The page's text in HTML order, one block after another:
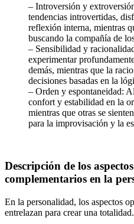
– Introversión y
tendencias introvertidas,
reflexión interna, mientras
buscando la compañía de
– Sensibilidad y
experimentar
demás, mientras que la
decisiones basadas en la
– Orden y espontaneidad:
confort y estabilidad en la
mientras que otras se
para la improvisación y la
Descripción de los
complementarios en la
En la personalidad, los aspectos
entrelazan para crear una totalidad.